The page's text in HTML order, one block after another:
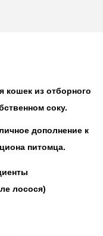
кошек из отборного
соку.
дополнение к
питомца.
лосося)